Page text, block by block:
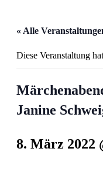
« Alle
Diese Veranstaltung
Janine
8. März 2022